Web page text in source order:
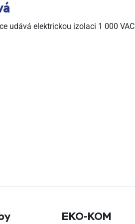
udává elektrickou izolaci 1 000 VAC
EKO‑KOM